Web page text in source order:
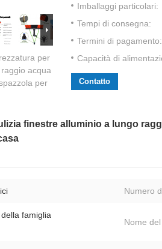
per
acqua
per
Imballaggi particolari:
Tempi di consegna:
Termini di pagamento:
Capacità di
Contatto
finestre alluminio a lungo
Numero
famiglia
Nome